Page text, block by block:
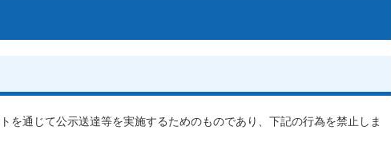
を通じて公示送達等を実施するためのものであり、下記の行為を禁止しま